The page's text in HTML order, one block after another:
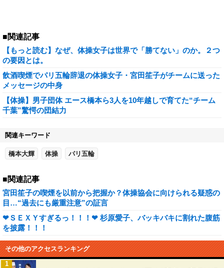
■関連記事
【もっと読む】なぜ、体操女子は世界で「勝てない」のか。２つ
の要因とは。
飲酒喫煙でパリ五輪辞退の体操女子・宮田笙子がチームに送った
メッセージの中身
【体操】男子団体 エース橋本ら3人を10年越しで育てた“チーム
千葉”驚愕の団結力
関連キーワード
橋本大輝 体操 パリ五輪
■関連記事
宮田笙子の喫煙を以前から把握か？体操協会に向けられる疑惑の
目…“過去にも厳重注意”の証言
❤ＳＥＸＹすぎるっ！！！❤ 杉原愛子、バッキバキに割れた腹筋
を披露！！！
その他のアクセスランキング
1